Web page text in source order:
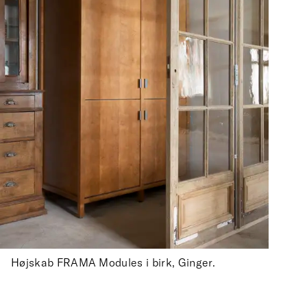
Højskab FRAMA Modules i birk, Ginger.